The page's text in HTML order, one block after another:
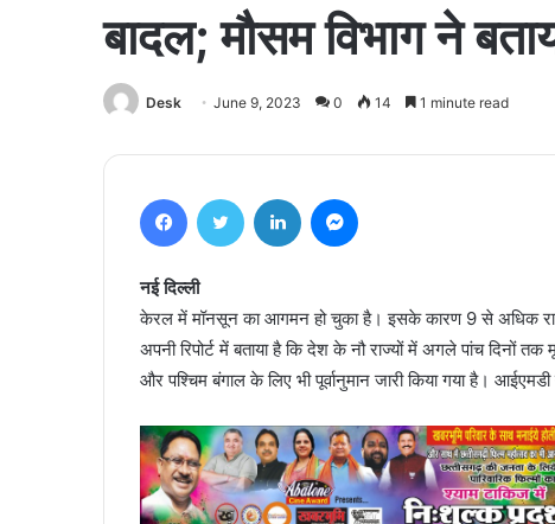
बादल; मौसम विभाग ने
Desk June 9, 2023 0 14 1 minute read
नई दिल्ली
केरल में मॉनसून का आगमन हो चुका है। इसके कारण 9 से अधिक
अपनी रिपोर्ट में बताया है कि देश के नौ राज्यों में अगले पांच दिनों
और पश्चिम बंगाल के लिए भी पूर्वानुमान जारी किया गया है।